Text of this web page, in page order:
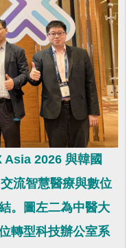
2026 與韓國
流智慧醫療與數位
。圖左二為中醫大
轉型科技辦公室系